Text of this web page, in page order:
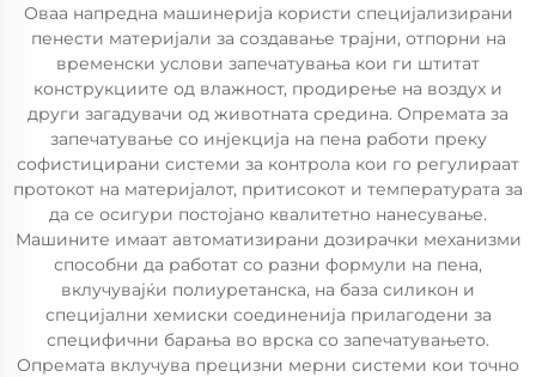
Оваа напредна машинерија користи специјализирани
пенести материјали за создавање трајни, отпорни на
временски услови запечатувања кои ги штитат
конструкциите од влажност, продирење на воздух и
други загадувачи од животната средина. Опремата за
запечатување со инјекција на пена работи преку
софистицирани системи за контрола кои го регулираат
протокот на материјалот, притисокот и температурата за
да се осигури постојано квалитетно нанесување.
Машините имаат автоматизирани дозирачки механизми
способни да работат со разни формули на пена,
вклучувајќи полиуретанска, на база силикон и
специјални хемиски соединенија прилагодени за
специфични барања во врска со запечатувањето.
Опремата вклучува прецизни мерни системи кои точно